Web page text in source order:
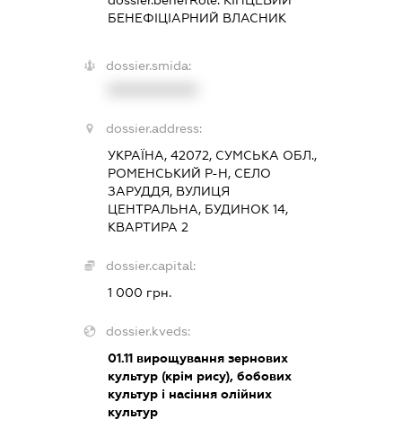
БЕНЕФІЦІАРНИЙ ВЛАСНИК
dossier.smida:
dossier.address:
УКРАЇНА, 42072, СУМСЬКА ОБЛ.,
РОМЕНСЬКИЙ Р-Н, СЕЛО
ЗАРУДДЯ, ВУЛИЦЯ
ЦЕНТРАЛЬНА, БУДИНОК 14,
КВАРТИРА 2
dossier.capital:
1 000 грн.
dossier.kveds:
01.11 вирощування зернових
культур (крім рису), бобових
культур і насіння олійних
культур